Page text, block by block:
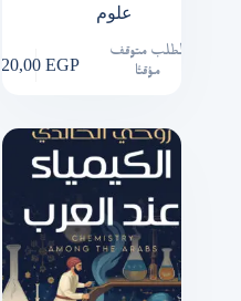
علوم
120,00EGP
الطلب متوقف
مؤقتًا